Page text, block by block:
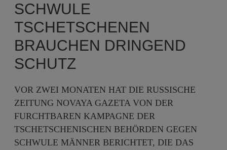
SCHWULE
TSCHETSCHENEN
BRAUCHEN DRINGEND
SCHUTZ
VOR ZWEI MONATEN HAT DIE RUSSISCHE
ZEITUNG NOVAYA GAZETA VON DER
FURCHTBAREN KAMPAGNE DER
TSCHETSCHENISCHEN BEHÖRDEN GEGEN
SCHWULE MÄNNER BERICHTET, DIE DAS